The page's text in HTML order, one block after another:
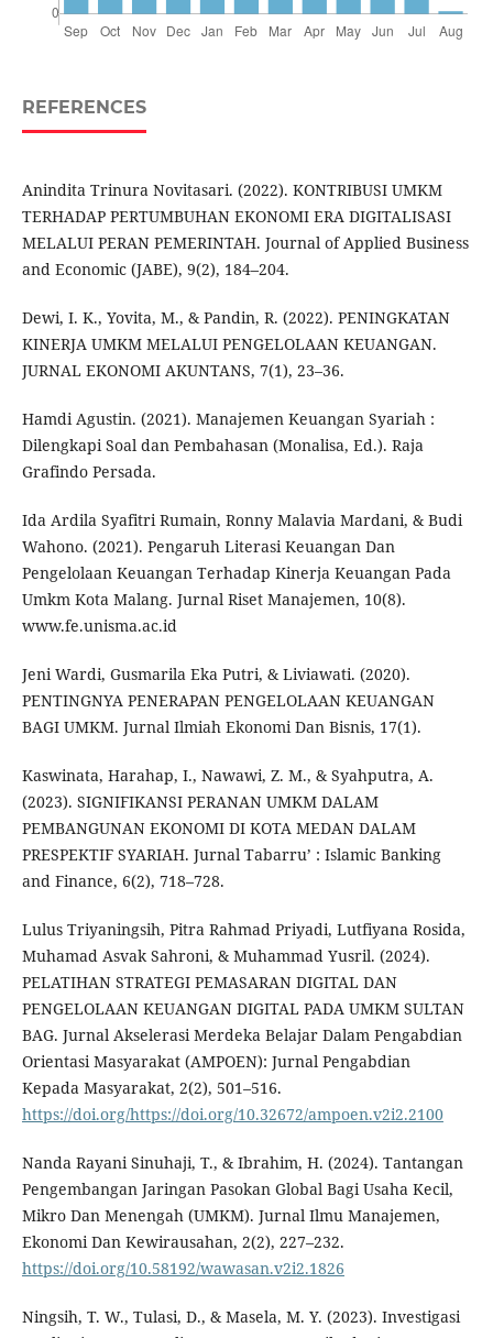
REFERENCES
Anindita Trinura Novitasari. (2022). KONTRIBUSI UMKM
TERHADAP PERTUMBUHAN EKONOMI ERA DIGITALISASI
MELALUI PERAN PEMERINTAH. Journal of Applied Business
and Economic (JABE), 9(2), 184–204.
Dewi, I. K., Yovita, M., & Pandin, R. (2022). PENINGKATAN
KINERJA UMKM MELALUI PENGELOLAAN KEUANGAN.
JURNAL EKONOMI AKUNTANS, 7(1), 23–36.
Hamdi Agustin. (2021). Manajemen Keuangan Syariah :
Dilengkapi Soal dan Pembahasan (Monalisa, Ed.). Raja
Grafindo Persada.
Ida Ardila Syafitri Rumain, Ronny Malavia Mardani, & Budi
Wahono. (2021). Pengaruh Literasi Keuangan Dan
Pengelolaan Keuangan Terhadap Kinerja Keuangan Pada
Umkm Kota Malang. Jurnal Riset Manajemen, 10(8).
www.fe.unisma.ac.id
Jeni Wardi, Gusmarila Eka Putri, & Liviawati. (2020).
PENTINGNYA PENERAPAN PENGELOLAAN KEUANGAN
BAGI UMKM. Jurnal Ilmiah Ekonomi Dan Bisnis, 17(1).
Kaswinata, Harahap, I., Nawawi, Z. M., & Syahputra, A.
(2023). SIGNIFIKANSI PERANAN UMKM DALAM
PEMBANGUNAN EKONOMI DI KOTA MEDAN DALAM
PRESPEKTIF SYARIAH. Jurnal Tabarru’ : Islamic Banking
and Finance, 6(2), 718–728.
Lulus Triyaningsih, Pitra Rahmad Priyadi, Lutfiyana Rosida,
Muhamad Asvak Sahroni, & Muhammad Yusril. (2024).
PELATIHAN STRATEGI PEMASARAN DIGITAL DAN
PENGELOLAAN KEUANGAN DIGITAL PADA UMKM SULTAN
BAG. Jurnal Akselerasi Merdeka Belajar Dalam Pengabdian
Orientasi Masyarakat (AMPOEN): Jurnal Pengabdian
Kepada Masyarakat, 2(2), 501–516.
https://doi.org/https://doi.org/10.32672/ampoen.v2i2.2100
Nanda Rayani Sinuhaji, T., & Ibrahim, H. (2024). Tantangan
Pengembangan Jaringan Pasokan Global Bagi Usaha Kecil,
Mikro Dan Menengah (UMKM). Jurnal Ilmu Manajemen,
Ekonomi Dan Kewirausahan, 2(2), 227–232.
https://doi.org/10.58192/wawasan.v2i2.1826
Ningsih, T. W., Tulasi, D., & Masela, M. Y. (2023). Investigasi